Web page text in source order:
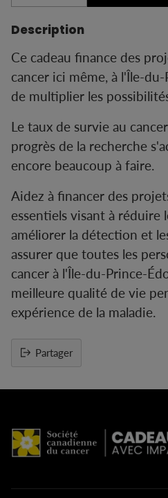
Description
Ce cadeau finance des
cancer ici même, à l'Île-
de multiplier les
Le taux de survie au
progrès de la recherche
encore beaucoup à faire.
Aidez à financer des
essentiels visant à réduire
améliorer la détection et
assurer que toutes les
cancer à l'Île-du-Prince-
meilleure qualité de vie
expérience de la maladie.
Partager
un
votre
panier